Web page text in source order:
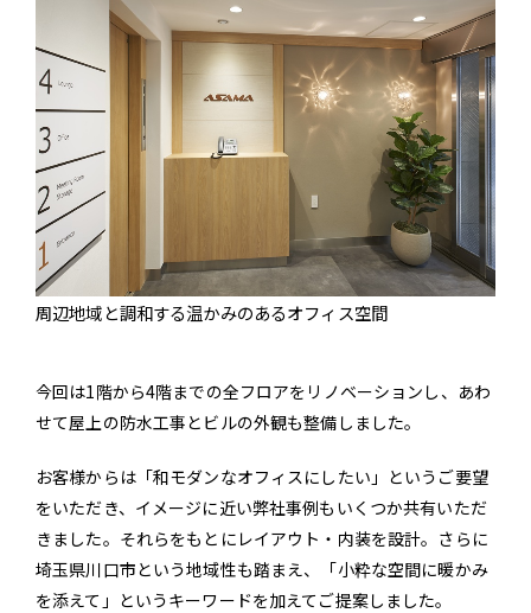
周辺地域と調和する温かみのあるオフィス空間
今回は1階から4階までの全フロアをリノベーションし、あわ
せて屋上の防水工事とビルの外観も整備しました。
お客様からは「和モダンなオフィスにしたい」というご要望
をいただき、イメージに近い弊社事例もいくつか共有いただ
きました。それらをもとにレイアウト・内装を設計。さらに
埼玉県川口市という地域性も踏まえ、「小粋な空間に暖かみ
を添えて」というキーワードを加えてご提案しました。